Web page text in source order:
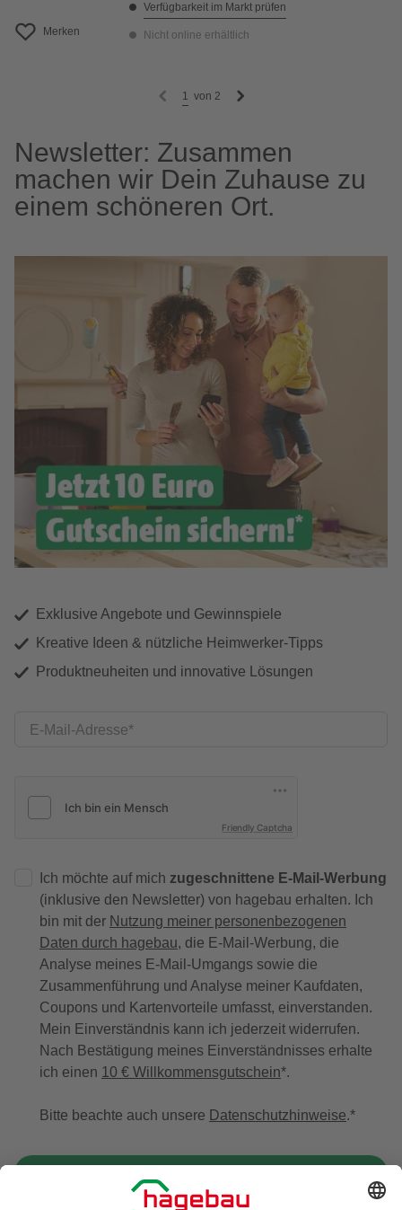
Merken
Verfügbarkeit im Markt prüfen
Nicht online erhältlich
1 von 2
Newsletter: Zusammen
machen wir Dein Zuhause zu
einem schöneren Ort.
Exklusive Angebote und Gewinnspiele
Kreative Ideen & nützliche Heimwerker-Tipps
Produktneuheiten und innovative Lösungen
E-Mail-Adresse
Friendly Captcha
Ich möchte auf mich zugeschnittene E-Mail-Werbung
(inklusive den Newsletter) von hagebau erhalten. Ich
bin mit der Nutzung meiner personenbezogenen
Daten durch hagebau, die E-Mail-Werbung, die
Analyse meines E-Mail-Umgangs sowie die
Zusammenführung und Analyse meiner Kaufdaten,
Coupons und Kartenvorteile umfasst, einverstanden.
Mein Einverständnis kann ich jederzeit widerrufen.
Nach Bestätigung meines Einverständnisses erhalte
ich einen 10 € Willkommensgutschein*.
Bitte beachte auch unsere Datenschutzhinweise.